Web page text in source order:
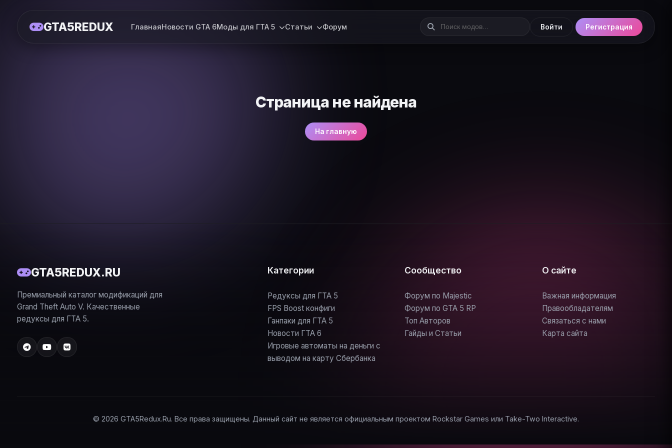
GTA5REDUX ГлавнаяНовости GTA 6Моды для ГТА 5 Статьи Форум Войти Регистрация
Страница не найдена
На главную
GTA5REDUX.RU
Премиальный каталог модификаций для
Grand Theft Auto V. Качественные
редуксы для ГТА 5.
Категории
Редуксы для ГТА 5
FPS Boost конфиги
Ганпаки для ГТА 5
Новости ГТА 6
Игровые автоматы на деньги с
выводом на карту Сбербанка
Сообщество
Форум по Majestic
Форум по GTA 5 RP
Топ Авторов
Гайды и Статьи
О сайте
Важная информация
Правообладателям
Связаться с нами
Карта сайта
© 2026 GTA5Redux.Ru. Все права защищены. Данный сайт не является официальным проектом Rockstar Games или Take-Two Interactive.